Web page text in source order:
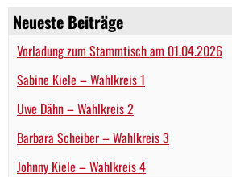
Neueste Beiträge
Vorladung zum Stammtisch am 01.04.2026
Sabine Kiele – Wahlkreis 1
Uwe Dähn – Wahlkreis 2
Barbara Scheiber – Wahlkreis 3
Johnny Kiele – Wahlkreis 4